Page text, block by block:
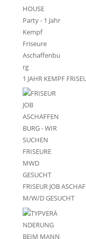
1 JAHR KEMPF
FRISEUR JOB
M/W/D GESUCHT